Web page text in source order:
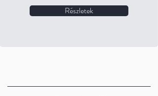
Részletek